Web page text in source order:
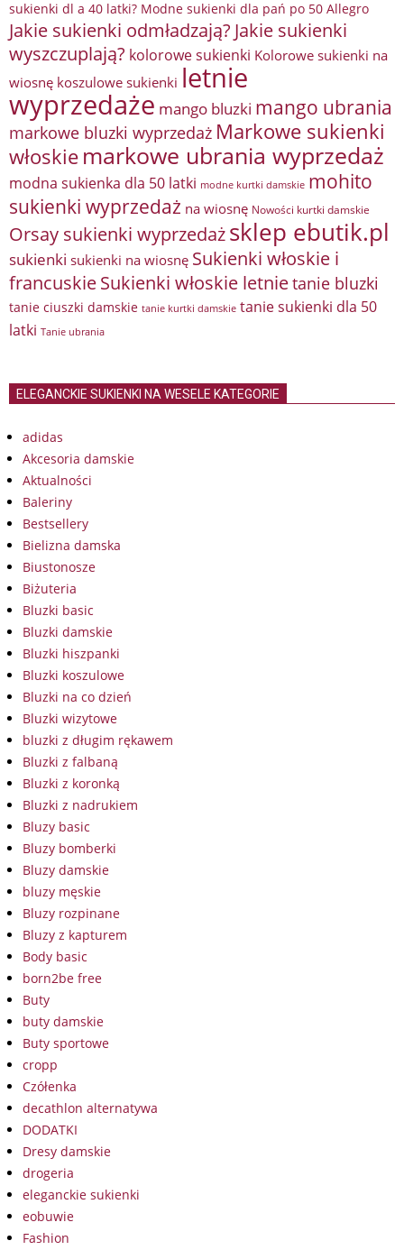
sukienki dl a 40 latki? Modne sukienki dla pań po 50 Allegro
Jakie sukienki odmładzają? Jakie sukienki
wyszczuplają? kolorowe sukienki Kolorowe sukienki na
wiosnę koszulowe sukienki letnie
wyprzedaże mango bluzki mango ubrania
markowe bluzki wyprzedaż Markowe sukienki
włoskie markowe ubrania wyprzedaż
modna sukienka dla 50 latki modne kurtki damskie mohito
sukienki wyprzedaż na wiosnę Nowości kurtki damskie
Orsay sukienki wyprzedażsklep ebutik.pl
sukienki sukienki na wiosnę Sukienki włoskie i
francuskieSukienki włoskie letnietanie bluzki
tanie ciuszki damskie tanie kurtki damskie tanie sukienki dla 50
latki Tanie ubrania
ELEGANCKIE SUKIENKI NA WESELE KATEGORIE
adidas
Akcesoria damskie
Aktualności
Baleriny
Bestsellery
Bielizna damska
Biustonosze
Biżuteria
Bluzki basic
Bluzki damskie
Bluzki hiszpanki
Bluzki koszulowe
Bluzki na co dzień
Bluzki wizytowe
bluzki z długim rękawem
Bluzki z falbaną
Bluzki z koronką
Bluzki z nadrukiem
Bluzy basic
Bluzy bomberki
Bluzy damskie
bluzy męskie
Bluzy rozpinane
Bluzy z kapturem
Body basic
born2be free
Buty
buty damskie
Buty sportowe
cropp
Czółenka
decathlon alternatywa
DODATKI
Dresy damskie
drogeria
eleganckie sukienki
eobuwie
Fashion